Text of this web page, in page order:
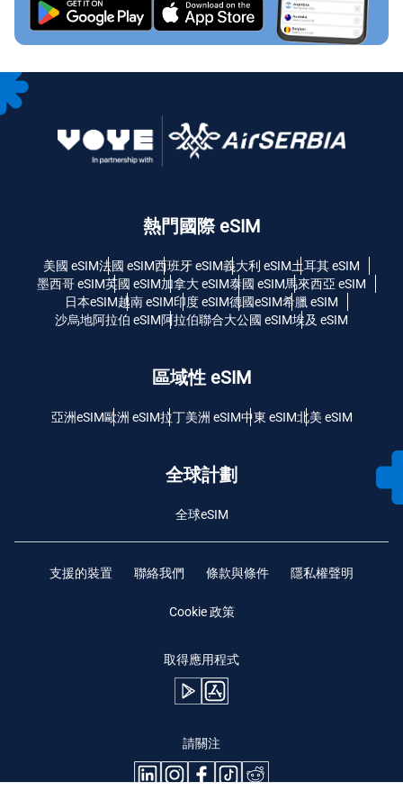
熱門國際 eSIM
美國 eSIM法國 eSIM西班牙 eSIM義大利 eSIM土耳其 eSIM
墨西哥 eSIM英國 eSIM加拿大 eSIM泰國 eSIM馬來西亞 eSIM
日本eSIM越南 eSIM印度 eSIM德國eSIM希臘 eSIM
沙烏地阿拉伯 eSIM阿拉伯聯合大公國 eSIM埃及 eSIM
區域性 eSIM
亞洲eSIM歐洲 eSIM拉丁美洲 eSIM中東 eSIM北美 eSIM
全球計劃
全球eSIM
支援的裝置 聯絡我們 條款與條件 隱私權聲明
Cookie 政策
取得應用程式
請關注